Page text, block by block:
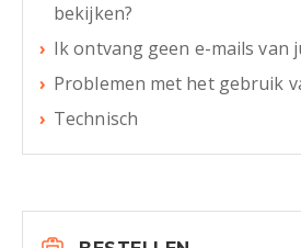
bekijken?
Ik ontvang geen e-mails van
Problemen met het gebruik
Technisch